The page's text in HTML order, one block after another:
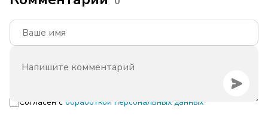
Согласен с обработкой персональных данных